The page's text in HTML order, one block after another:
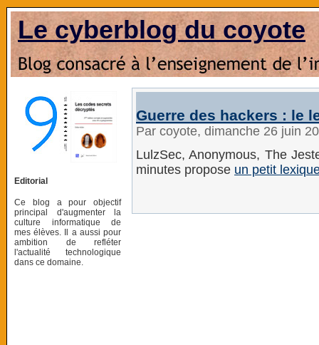
Le cyberblog du coyote
Editorial
Ce blog a pour objectif
principal d'augmenter la
culture informatique de
mes élèves. Il a aussi pour
ambition de refléter
l'actualité technologique
dans ce domaine.
Guerre des hackers : le
Par coyote, dimanche 26 juin
LulzSec, Anonymous, The
minutes propose un petit